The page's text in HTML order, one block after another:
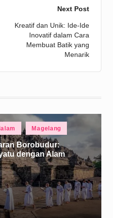
Next Post
Kreatif dan Unik: Ide-Ide
Inovatif dalam Cara
Membuat Batik yang
Menarik
Magelang
Borobudur:
dengan Alam